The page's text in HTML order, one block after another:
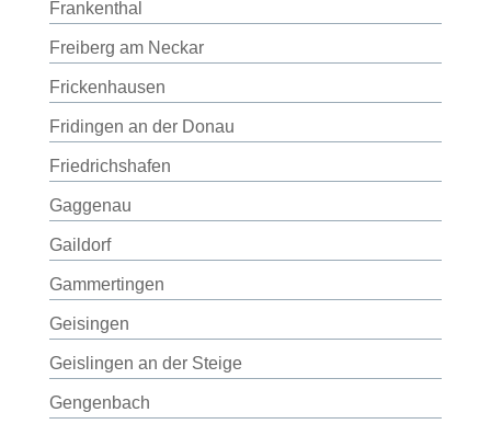
Frankenthal
Freiberg am Neckar
Frickenhausen
Fridingen an der Donau
Friedrichshafen
Gaggenau
Gaildorf
Gammertingen
Geisingen
Geislingen an der Steige
Gengenbach